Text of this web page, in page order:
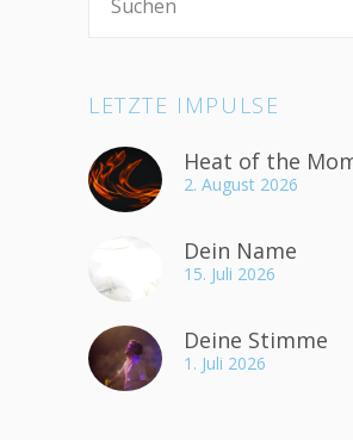
LETZTE IMPULSE
Heat of the
2. August 2026
Dein Name
15. Juli 2026
Deine Stimme
1. Juli 2026